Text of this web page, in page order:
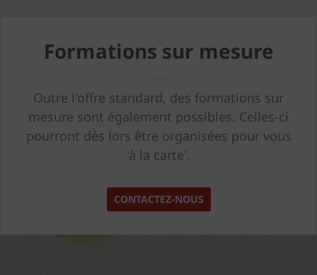
Formations sur mesure
Outre l'offre standard, des formations sur
mesure sont également possibles. Celles-ci
pourront dès lors être organisées pour vous
'à la carte'.
CONTACTEZ-NOUS